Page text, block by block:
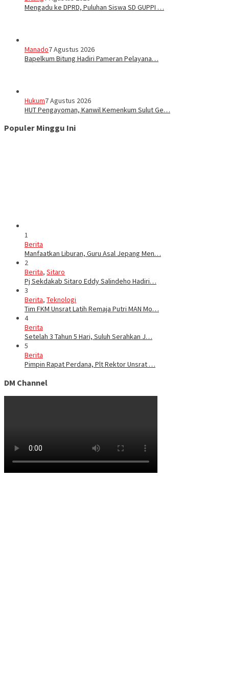
Mengadu ke DPRD, Puluhan Siswa SD GUPPI …
Manado7 Agustus 2026
‎Bapelkum Bitung Hadiri Pameran Pelayana…
Hukum7 Agustus 2026
HUT Pengayoman, Kanwil Kemenkum Sulut Ge…
Populer Minggu Ini
1
Berita
Manfaatkan Liburan, Guru Asal Jepang Men…
2
Berita, Sitaro
Pj Sekdakab Sitaro Eddy Salindeho Hadiri…
3
Berita, Teknologi
Tim FKM Unsrat Latih Remaja Putri MAN Mo…
4
Berita
Setelah 3 Tahun 5 Hari, Suluh Serahkan J…
5
Berita
Pimpin Rapat Perdana, Plt Rektor Unsrat …
DM Channel